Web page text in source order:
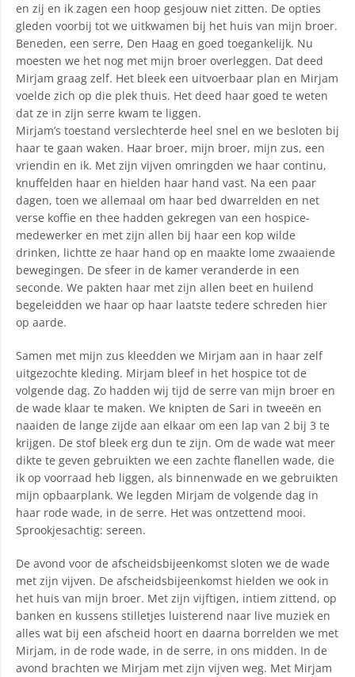
en zij en ik zagen een hoop gesjouw niet zitten. De opties
gleden voorbij tot we uitkwamen bij het huis van mijn broer.
Beneden, een serre, Den Haag en goed toegankelijk. Nu
moesten we het nog met mijn broer overleggen. Dat deed
Mirjam graag zelf. Het bleek een uitvoerbaar plan en Mirjam
voelde zich op die plek thuis. Het deed haar goed te weten
dat ze in zijn serre kwam te liggen.
Mirjam’s toestand verslechterde heel snel en we besloten bij
haar te gaan waken. Haar broer, mijn broer, mijn zus, een
vriendin en ik. Met zijn vijven omringden we haar continu,
knuffelden haar en hielden haar hand vast. Na een paar
dagen, toen we allemaal om haar bed dwarrelden en net
verse koffie en thee hadden gekregen van een hospice-
medewerker en met zijn allen bij haar een kop wilde
drinken, lichtte ze haar hand op en maakte lome zwaaiende
bewegingen. De sfeer in de kamer veranderde in een
seconde. We pakten haar met zijn allen beet en huilend
begeleidden we haar op haar laatste tedere schreden hier
op aarde.
Samen met mijn zus kleedden we Mirjam aan in haar zelf
uitgezochte kleding. Mirjam bleef in het hospice tot de
volgende dag. Zo hadden wij tijd de serre van mijn broer en
de wade klaar te maken. We knipten de Sari in tweeën en
naaiden de lange zijde aan elkaar om een lap van 2 bij 3 te
krijgen. De stof bleek erg dun te zijn. Om de wade wat meer
dikte te geven gebruikten we een zachte flanellen wade, die
ik op voorraad heb liggen, als binnenwade en we gebruikten
mijn opbaarplank. We legden Mirjam de volgende dag in
haar rode wade, in de serre. Het was ontzettend mooi.
Sprookjesachtig: sereen.
De avond voor de afscheidsbijeenkomst sloten we de wade
met zijn vijven. De afscheidsbijeenkomst hielden we ook in
het huis van mijn broer. Met zijn vijftigen, intiem zittend, op
banken en kussens stilletjes luisterend naar live muziek en
alles wat bij een afscheid hoort en daarna borrelden we met
Mirjam, in de rode wade, in de serre, in ons midden. In de
avond brachten we Mirjam met zijn vijven weg. Met Mirjam